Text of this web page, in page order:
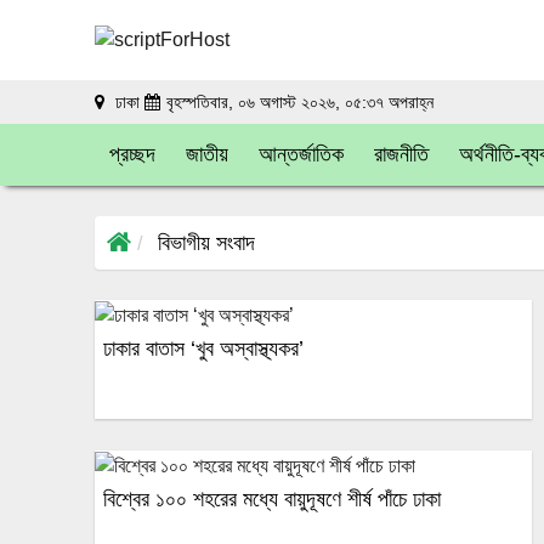
ঢাকা বৃহস্পতিবার, ০৬ অগাস্ট ২০২৬, ০৫:৩৭ অপরাহ্ন
প্রচ্ছদ জাতীয় আন্তর্জাতিক রাজনীতি অর্থনীতি-
বিভাগীয় সংবাদ
ঢাকার বাতাস ‘খুব অস্বাস্থ্যকর’
বিশ্বের ১০০ শহরের মধ্যে বায়ুদূষণে শীর্ষ পাঁচে ঢাকা